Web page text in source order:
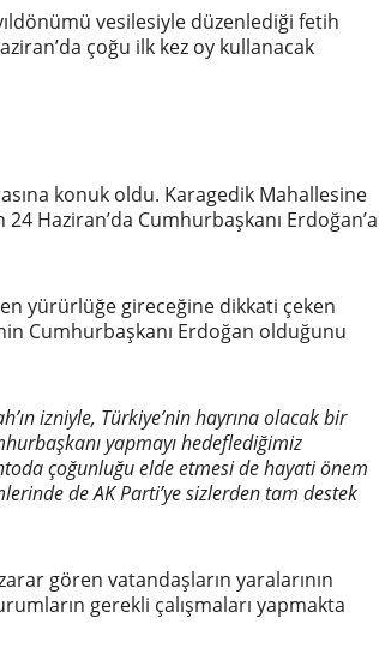
vesilesiyle düzenlediği fetih
çoğu ilk kez oy kullanacak
konuk oldu. Karagedik Mahallesine
Haziran’da Cumhurbaşkanı Erdoğan’a
yürürlüğe gireceğine dikkati çeken
Cumhurbaşkanı Erdoğan olduğunu
izniyle, Türkiye’nin hayrına olacak bir
yapmayı hedeflediğimiz
çoğunluğu elde etmesi de hayati önem
de AK Parti’ye sizlerden tam destek
gören vatandaşların yaralarının
gerekli çalışmaları yapmakta